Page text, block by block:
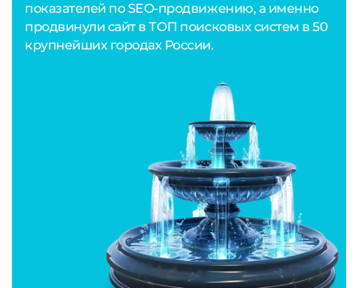
показателей по SEO-продвижению, а именно
продвинули сайт в ТОП поисковых систем в 50
крупнейших городах России.